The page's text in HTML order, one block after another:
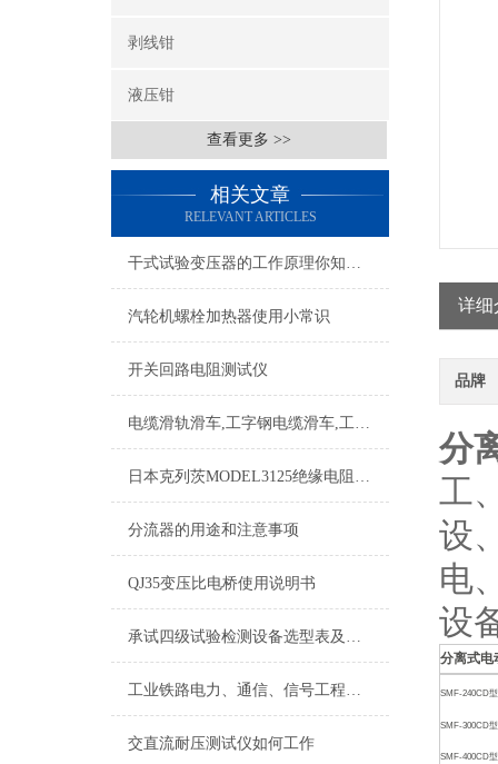
剥线钳
液压钳
查看更多 >>
相关文章
RELEVANT ARTICLES
干式试验变压器的工作原理你知道吗？
汽轮机螺栓加热器使用小常识
开关回路电阻测试仪
电缆滑轨滑车,工字钢电缆滑车,工字钢滑车,电缆传导滑车
日本克列茨MODEL3125绝缘电阻测试仪特点
分流器的用途和注意事项
QJ35变压比电桥使用说明书
承试四级试验检测设备选型表及所需设备配置表
工业铁路电力、通信、信号工程监理细则
交直流耐压测试仪如何工作
详细
品牌
分
工
设
电
设
分离式电
SMF-240CD
SMF-300CD
SMF-400CD